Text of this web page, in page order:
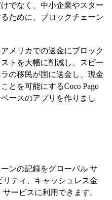
でなく、中小企業やスター
ために、ブロックチェーン
メリカでの送金にブロック
トを大幅に削減し、スピー
の移民が国に送金し、現金
とを可能にするCoco Pago
ースのアプリを作りまし
ンの記録をグローバル サ
ティ、キャッシュレス金
ービスに利用できます。